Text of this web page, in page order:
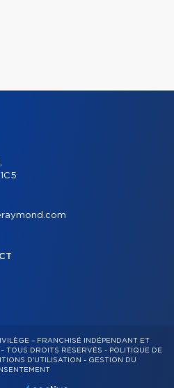
– FRANCHISÉ INDÉPENDANT ET
TOUS DROITS RÉSERVÉS - POLITIQUE DE
D'UTILISATION - GESTION DU